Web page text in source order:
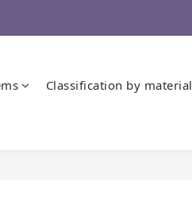
Classification by material